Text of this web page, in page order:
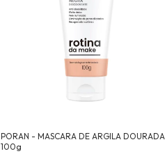
PORAN - MASCARA DE ARGILA DOURADA
100g